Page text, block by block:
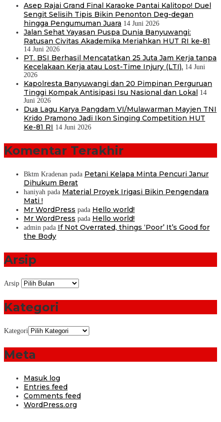
Asep Rajai Grand Final Karaoke Pantai Kalitopo! Duel
Sengit Selisih Tipis Bikin Penonton Deg-degan
hingga Pengumuman Juara 14 Juni 2026
Jalan Sehat Yayasan Puspa Dunia Banyuwangi:
Ratusan Civitas Akademika Meriahkan HUT RI ke-81
14 Juni 2026
PT. BSI Berhasil Mencatatkan 25 Juta Jam Kerja tanpa
Kecelakaan Kerja atau Lost-Time Injury (LTI). 14 Juni
2026
Kapolresta Banyuwangi dan 20 Pimpinan Perguruan
Tinggi Kompak Antisipasi Isu Nasional dan Lokal 14
Juni 2026
Dua Lagu Karya Pangdam VI/Mulawarman Mayjen TNI
Krido Pramono Jadi Ikon Singing Competition HUT
Ke-81 RI 14 Juni 2026
Komentar Terakhir
Bktm Kradenan pada Petani Kelapa Minta Pencuri Janur
Dihukum Berat
haniyah pada Material Proyek Irigasi Bikin Pengendara
Mati !
Mr WordPress pada Hello world!
Mr WordPress pada Hello world!
admin pada If Not Overrated, things ‘Poor’ It’s Good for
the Body
Arsip
Arsip
Kategori
Kategori
Meta
Masuk log
Entries feed
Comments feed
WordPress.org